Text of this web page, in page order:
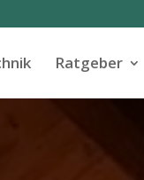
Ratgeber